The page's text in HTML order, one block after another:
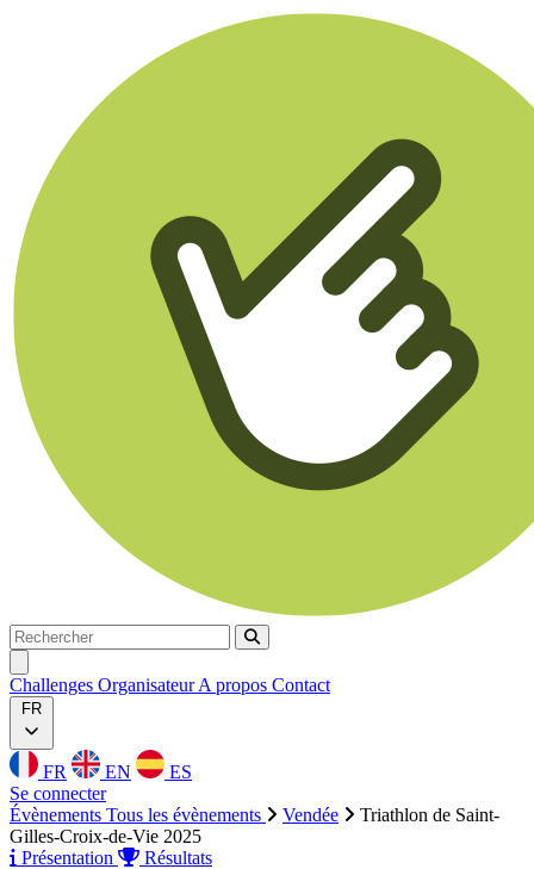
Rechercher
Rechercher
Challenges OrganisateurA propos Contact
FR
FR EN
ES
Se connecter
Évènements Tous les évènements Vendée
Triathlon de Saint-
Gilles-Croix-de-Vie 2025
Présentation
Résultats